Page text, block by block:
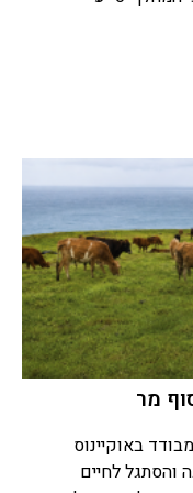
מר
שננטש בשנת 1871 באי מבודד באוקיינוס
והסתגל לחיים